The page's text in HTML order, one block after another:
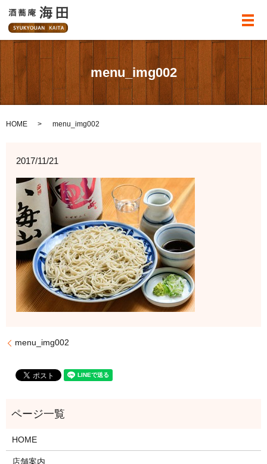
メ
menu_img002
HOME menu_img002
2017/11/21
menu_img002
HOME
店舗案内